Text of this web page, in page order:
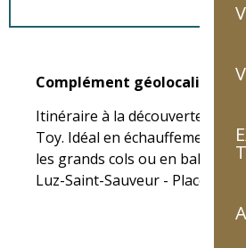
Complément géolocalisation
Complément géolocalisation
Itinéraire à la découverte des
Toy. Idéal en échauffement
les grands cols ou en balade
Luz-Saint-Sauveur - Place du 8